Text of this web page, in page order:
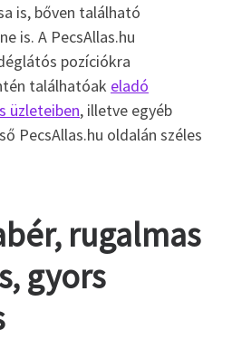
is, bőven található
is. A PecsAllas.hu
pozíciókra
találhatóak eladó
üzleteiben, illetve egyéb
PecsAllas.hu oldalán széles
rugalmas
gyors